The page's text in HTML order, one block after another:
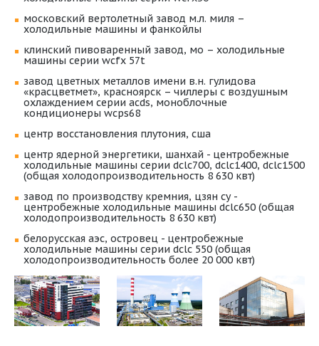
московский вертолетный завод м.л. миля –
холодильные машины и фанкойлы
клинский пивоваренный завод, мо – холодильные
машины серии wcfx 57t
завод цветных металлов имени в.н. гулидова
«красцветмет», красноярск – чиллеры с воздушным
охлаждением серии acds, моноблочные
кондиционеры wcps68
центр восстановления плутония, сша
центр ядерной энергетики, шанхай - центробежные
холодильные машины серии dclc700, dclc1400, dclc1500
(общая холодопроизводительность 8 630 квт)
завод по производству кремния, цзян су -
центробежные холодильные машины dclc650 (общая
холодопроизводительность 8 630 квт)
белорусская аэс, островец - центробежные
холодильные машины серии dclc 550 (общая
холодопроизводительность более 20 000 квт)